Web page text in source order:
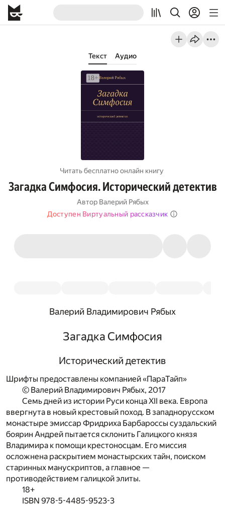
Текст Аудио
Читать бесплатно онлайн книгу
Загадка Симфосия. Исторический детектив
Автор Валерий Рябых
Доступен Виртуальный рассказчик
Валерий Владимирович Рябых
Загадка Симфосия
Исторический детектив
Шрифты предоставлены компанией «ПараТайп»
© Валерий Владимирович Рябых, 2017
Семь дней из истории Руси конца XII века. Европа
ввергнута в новый крестовый поход. В западнорусском
монастыре эмиссар Фридриха Барбароссы суздальский
боярин Андрей пытается склонить Галицкого князя
Владимира к помощи крестоносцам. Его миссия
осложнена раскрытием монастырских тайн, поиском
старинных манускриптов, а главное —
противодействием галицкой элиты.
18+
ISBN 978-5-4485-9523-3